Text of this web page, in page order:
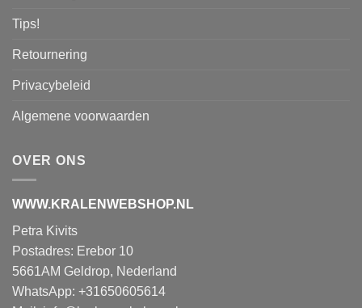
Tips!
Retournering
Privacybeleid
Algemene voorwaarden
OVER ONS
WWW.KRALENWEBSHOP.NL
Petra Kivits
Postadres: Erebor 10
5661AM Geldrop, Nederland
WhatsApp: +31650605614